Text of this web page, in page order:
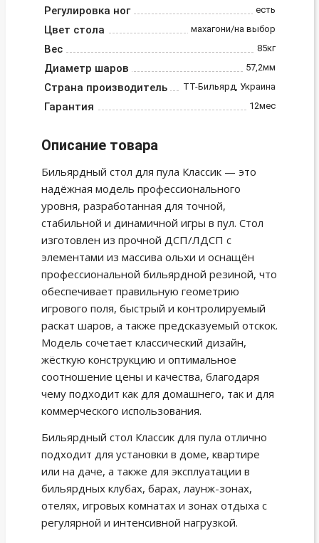
Регулировка ног есть
Цвет стола махагони/на выбор
Вес 85кг
Диаметр шаров 57,2мм
Страна производитель ТТ-Бильярд, Украина
Гарантия 12мес
Описание товара
Бильярдный стол для пула Классик — это
надёжная модель профессионального
уровня, разработанная для точной,
стабильной и динамичной игры в пул. Стол
изготовлен из прочной ДСП/ЛДСП с
элементами из массива ольхи и оснащён
профессиональной бильярдной резиной, что
обеспечивает правильную геометрию
игрового поля, быстрый и контролируемый
раскат шаров, а также предсказуемый отскок.
Модель сочетает классический дизайн,
жёсткую конструкцию и оптимальное
соотношение цены и качества, благодаря
чему подходит как для домашнего, так и для
коммерческого использования.
Бильярдный стол Классик для пула отлично
подходит для установки в доме, квартире
или на даче, а также для эксплуатации в
бильярдных клубах, барах, лаунж-зонах,
отелях, игровых комнатах и зонах отдыха с
регулярной и интенсивной нагрузкой.